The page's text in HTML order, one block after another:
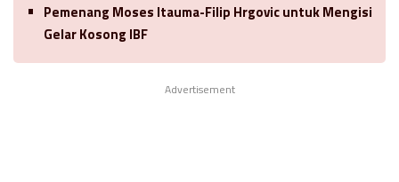
Pemenang Moses Itauma-Filip Hrgovic untuk Mengisi
Gelar Kosong IBF
Advertisement